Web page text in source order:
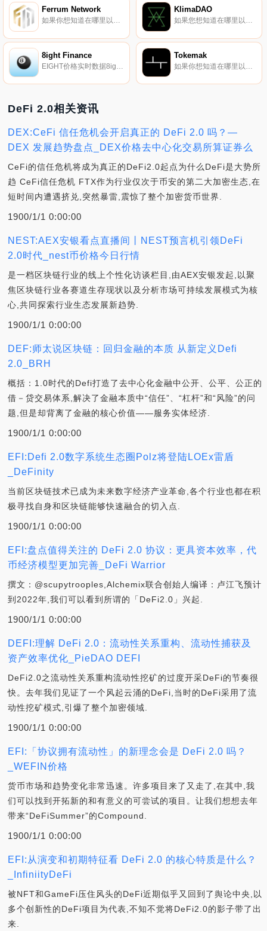
Ferrum Network
如果你想知道在哪里以当前价格购买Ferrum Network,目前交易{Ferrum Network]股票的顶级加密货币交易所是KuCoin、Gate.io、AscendEX（BitMax）、PancakeSwap（V2）和ApeSwap（BSC）.
KlimaDAO
如果您想知道在哪里以当前价格购买KlimaDAO,目前交易｛KLIMAnname｝股票的顶级加密货币交易所是HotKLIMAt、QuickSwap（V3）和QuickSwap。您可以在我们的加密货币交易所页面上找到其他列表.
8ight Finance Tokemak
DeFi 2.0相关资讯
DEX:CeFi 信任危机会开启真正的 DeFi 2.0 吗？—
DEX 发展趋势盘点_DEX价格去中心化交易所算证券么
CeFi的信任危机将成为真正的DeFi2.0起点为什么DeFi是大势所
趋 CeFi信任危机 FTX作为行业仅次于币安的第二大加密生态,在
短时间内遭遇挤兑,突然暴雷,震惊了整个加密货币世界.
1900/1/1 0:00:00
NEST:AEX安银看点直播间丨NEST预言机引领DeFi
2.0时代_nest币价格今日行情
是一档区块链行业的线上个性化访谈栏目,由AEX安银发起,以聚
焦区块链行业各赛道生存现状以及分析市场可持续发展模式为核
心,共同探索行业生态发展新趋势.
1900/1/1 0:00:00
DEF:师太说区块链：回归金融的本质 从新定义Defi
2.0_BRH
概括：1.0时代的Defi打造了去中心化金融中公开、公平、公正的
借－贷交易体系,解决了金融本质中“信任”、“杠杆”和“风险”的问
题,但是却背离了金融的核心价值——服务实体经济.
1900/1/1 0:00:00
EFI:Defi 2.0数字系统生态圈Polz将登陆LOEx雷盾
_DeFinity
当前区块链技术已成为未来数字经济产业革命,各个行业也都在积
极寻找自身和区块链能够快速融合的切入点.
1900/1/1 0:00:00
EFI:盘点值得关注的 DeFi 2.0 协议：更具资本效率，代
币经济模型更加完善_DeFi Warrior
撰文：@scupytrooples,Alchemix联合创始人编译：卢江飞预计
到2022年,我们可以看到所谓的「DeFi2.0」兴起.
1900/1/1 0:00:00
DEFI:理解 DeFi 2.0：流动性关系重构、流动性捕获及
资产效率优化_PieDAO DEFI
DeFi2.0之流动性关系重构流动性挖矿的过度开采DeFi的节奏很
快。去年我们见证了一个风起云涌的DeFi,当时的DeFi采用了流
动性挖矿模式,引爆了整个加密领域.
1900/1/1 0:00:00
EFI:「协议拥有流动性」的新理念会是 DeFi 2.0 吗？
_WEFIN价格
货币市场和趋势变化非常迅速。许多项目来了又走了,在其中,我
们可以找到开拓新的和有意义的可尝试的项目。让我们想想去年
带来“DeFiSummer”的Compound.
1900/1/1 0:00:00
EFI:从演变和初期特征看 DeFi 2.0 的核心特质是什么？
_InfiniityDeFi
被NFT和GameFi压住风头的DeFi近期似乎又回到了舆论中央,以
多个创新性的DeFi项目为代表,不知不觉将DeFi2.0的影子带了出
来.